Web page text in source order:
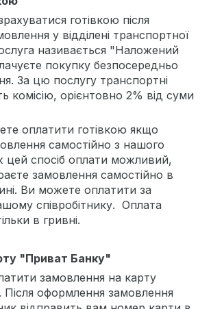
готівкою після
у відділені транспортної
називається "Наложений
покупку безпосередньо
За цю послугу транспортні
комісію, орієнтовно 2% від суми
оплатити готівкою якщо
самостійно з нашого
спосіб оплати можливий,
замовлення самостійно в
Ви можете оплатити за
співробітнику. Оплата
в гривні.
"Приват Банку"
замовлення на карту
оформлення замовлення